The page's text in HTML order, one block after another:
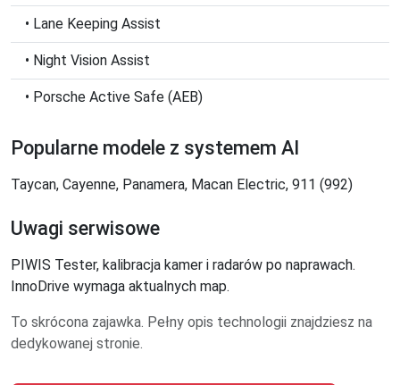
• Lane Keeping Assist
• Night Vision Assist
• Porsche Active Safe (AEB)
Popularne modele z systemem AI
Taycan, Cayenne, Panamera, Macan Electric, 911 (992)
Uwagi serwisowe
PIWIS Tester, kalibracja kamer i radarów po naprawach.
InnoDrive wymaga aktualnych map.
To skrócona zajawka. Pełny opis technologii znajdziesz na
dedykowanej stronie.